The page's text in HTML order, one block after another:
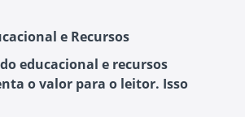
e Recursos
educacional e recursos
o valor para o leitor. Isso